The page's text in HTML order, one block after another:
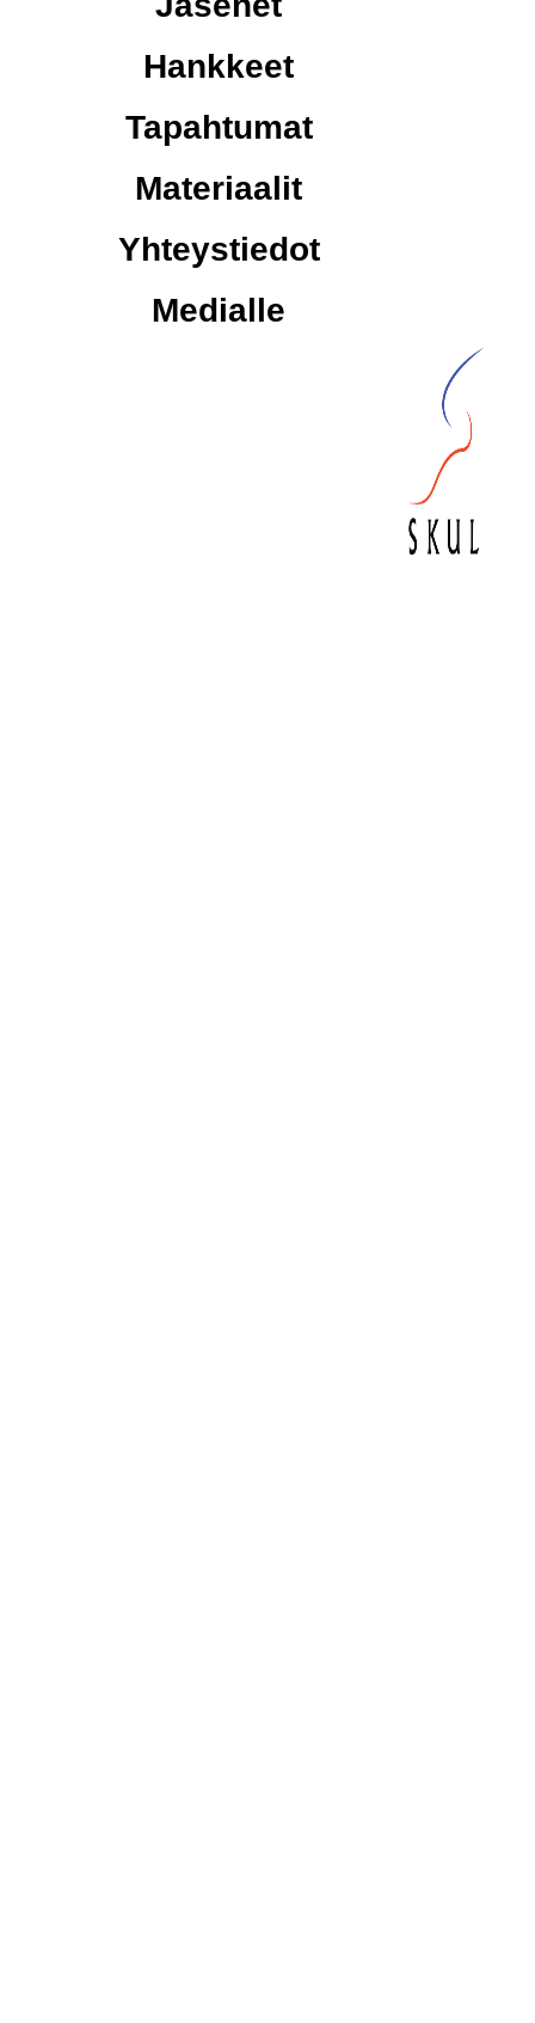
Hankkeet
Tapahtumat
Materiaalit
Yhteystiedot
Medialle